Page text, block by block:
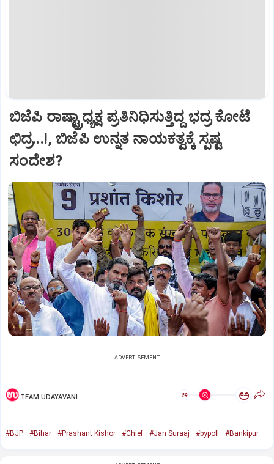
ಬಿಜೆಪಿ ರಾಷ್ಟ್ರಾಧ್ಯಕ್ಷ ಪ್ರತಿನಿಧಿಸುತ್ತಿದ್ದ ಭದ್ರ ಕೋಟೆ
ಛಿದ್ರ...!, ಬಿಜೆಪಿ ಉನ್ನತ ನಾಯಕತ್ವಕ್ಕೆ ಸ್ಪಷ್ಟ
ಸಂದೇಶ?
ADVERTISEMENT
TEAM UDAYAVANI ಅ ಅ
#BJP #Bihar #Prashant Kishor #Chief #Jan Suraaj #bypoll #Bankipur